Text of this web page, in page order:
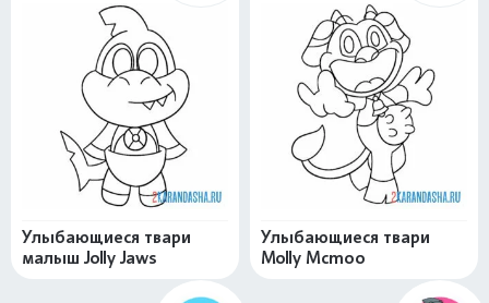
Улыбающиеся твари
малыш Jolly Jaws
Улыбающиеся твари
Molly Mcmoo